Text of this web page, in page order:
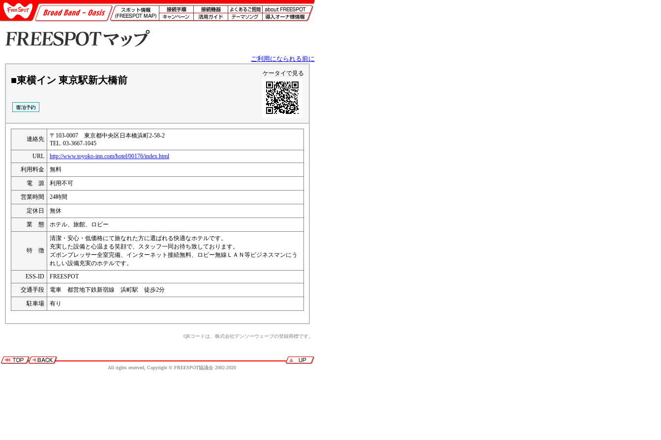
ご利用になられる前に
■東横イン 東京駅新大橋前
ケータイで見る
連絡先
〒103-0007 東京都中央区日本橋浜町2-58-2
TEL. 03-3667-1045
URL
http://www.toyoko-inn.com/hotel/00176/index.html
利用料金
無料
電 源
利用不可
営業時間
24時間
定休日
無休
業 態
ホテル、旅館、ロビー
特 徴
清潔・安心・低価格にて旅なれた方に選ばれる快適なホテルです。
充実した設備と心温まる笑顔で、スタッフ一同お待ち致しております。
ズボンプレッサー全室完備、インターネット接続無料、ロビー無線ＬＡＮ等ビジネスマンにう
れしい設備充実のホテルです。
ESS-ID
FREESPOT
交通手段
電車 都営地下鉄新宿線 浜町駅 徒歩2分
駐車場
有り
QRコードは、株式会社デンソーウェーブの登録商標です。
All rights reserved, Copyright © FREESPOT協議会 2002-2020